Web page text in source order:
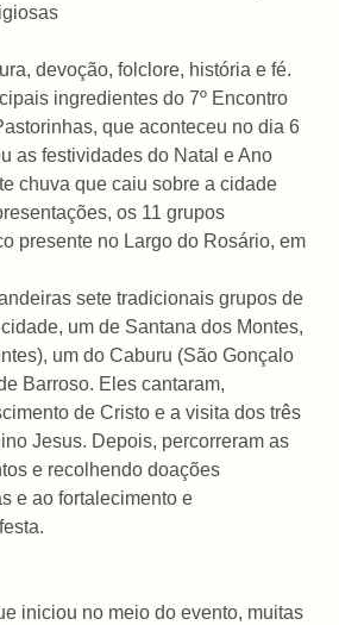
devoção, folclore, história e fé.
ingredientes do 7º Encontro
que aconteceu no dia 6
as festividades do Natal e Ano
chuva que caiu sobre a cidade
os 11 grupos
presente no Largo do Rosário, em
sete tradicionais grupos de
um de Santana dos Montes,
um do Caburu (São Gonçalo
Barroso. Eles cantaram,
de Cristo e a visita dos três
Jesus. Depois, percorreram as
e recolhendo doações
e ao fortalecimento e
iniciou no meio do evento, muitas